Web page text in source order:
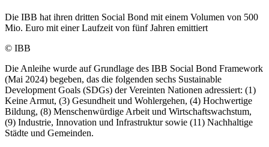
Die IBB hat ihren dritten Social Bond mit einem Volumen von 500
Mio. Euro mit einer Laufzeit von fünf Jahren emittiert
© IBB
Die Anleihe wurde auf Grundlage des IBB Social Bond Framework
(Mai 2024) begeben, das die folgenden sechs Sustainable
Development Goals (SDGs) der Vereinten Nationen adressiert: (1)
Keine Armut, (3) Gesundheit und Wohlergehen, (4) Hochwertige
Bildung, (8) Menschenwürdige Arbeit und Wirtschaftswachstum,
(9) Industrie, Innovation und Infrastruktur sowie (11) Nachhaltige
Städte und Gemeinden.